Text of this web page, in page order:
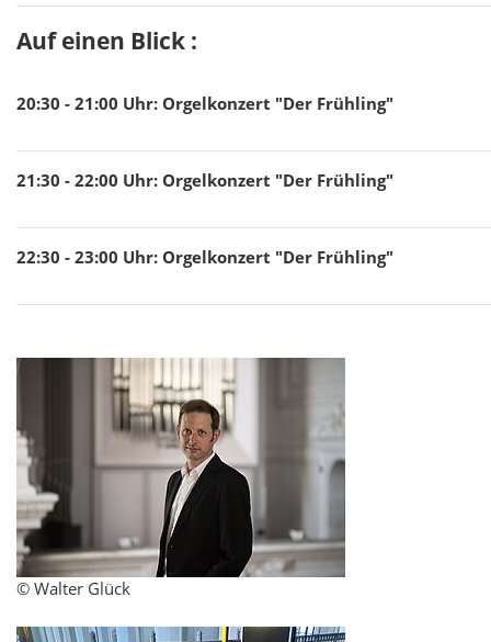
Auf einen Blick :
20:30 - 21:00 Uhr: Orgelkonzert "Der Frühling"
21:30 - 22:00 Uhr: Orgelkonzert "Der Frühling"
22:30 - 23:00 Uhr: Orgelkonzert "Der Frühling"
© Walter Glück